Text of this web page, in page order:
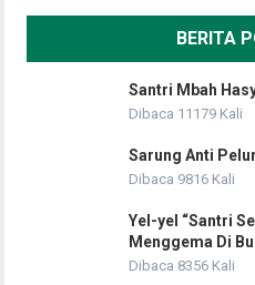
BERITA
Santri Mbah
Dibaca 11179 Kali
Sarung Anti
Dibaca 9816 Kali
Yel-yel “Santri
Menggema Di
Dibaca 8356 Kali